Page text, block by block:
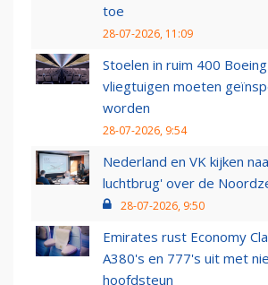
toe
28-07-2026, 11:09
Stoelen in ruim 400
vliegtuigen moeten
worden
28-07-2026, 9:54
Nederland en VK kijken
luchtbrug' over de
28-07-2026, 9:50
Emirates rust Economy
A380's en 777's uit met
hoofdsteun